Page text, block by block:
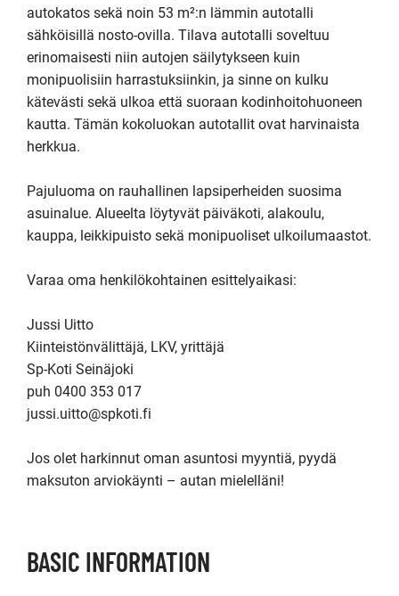
autokatos sekä noin 53 m²:n lämmin autotalli
sähköisillä nosto-ovilla. Tilava autotalli soveltuu
erinomaisesti niin autojen säilytykseen kuin
monipuolisiin harrastuksiinkin, ja sinne on kulku
kätevästi sekä ulkoa että suoraan kodinhoitohuoneen
kautta. Tämän kokoluokan autotallit ovat harvinaista
herkkua.
Pajuluoma on rauhallinen lapsiperheiden suosima
asuinalue. Alueelta löytyvät päiväkoti, alakoulu,
kauppa, leikkipuisto sekä monipuoliset ulkoilumaastot.
Varaa oma henkilökohtainen esittelyaikasi:
Jussi Uitto
Kiinteistönvälittäjä, LKV, yrittäjä
Sp-Koti Seinäjoki
puh 0400 353 017
jussi.uitto@spkoti.fi
Jos olet harkinnut oman asuntosi myyntiä, pyydä
maksuton arviokäynti – autan mielelläni!
BASIC INFORMATION